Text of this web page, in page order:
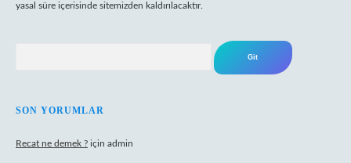
yasal süre içerisinde sitemizden kaldırılacaktır.
SON YORUMLAR
Recat ne demek ? için admin